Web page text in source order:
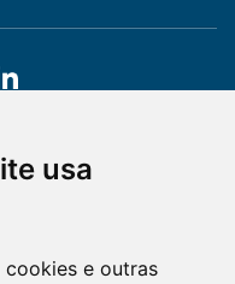
usa
e outras
08:30 às 12:15 e